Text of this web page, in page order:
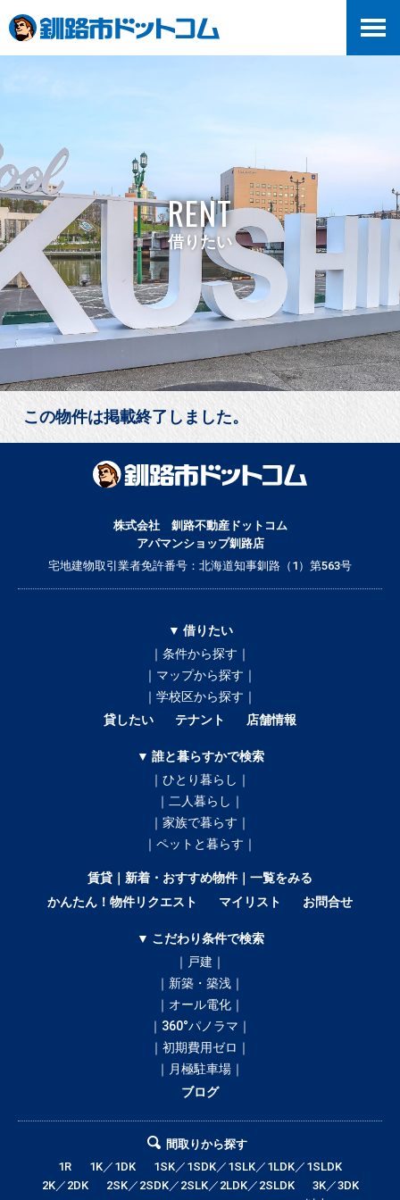
RENT
借りたい
この物件は掲載終了しました。
株式会社 釧路不動産ドットコム
アパマンショップ釧路店
宅地建物取引業者免許番号：北海道知事釧路（1）第563号
▼ 借りたい
｜条件から探す｜
｜マップから探す｜
｜学校区から探す｜
貸したい
テナント 店舗情報
▼ 誰と暮らすかで検索
｜ひとり暮らし｜
｜二人暮らし｜
｜家族で暮らす｜
｜ペットと暮らす｜
賃貸｜新着・おすすめ物件｜一覧をみる
かんたん！物件リクエスト
マイリスト お問合せ
▼ こだわり条件で検索
｜戸建｜
｜新築・築浅｜
｜オール電化｜
｜360°パノラマ｜
｜初期費用ゼロ｜
｜月極駐車場｜
ブログ
間取りから探す
1R
1K／1DK
1SK／1SDK／1SLK／1LDK／1SLDK
2K／2DK
2SK／2SDK／2SLK／2LDK／2SLDK
3K／3DK